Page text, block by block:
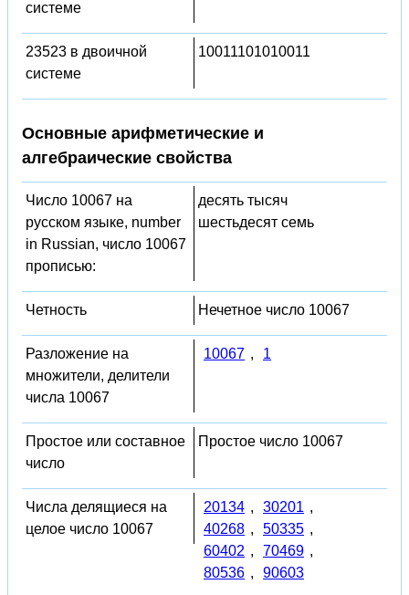
системе
23523 в двоичной
системе
10011101010011
Основные арифметические и
алгебраические свойства
Число 10067 на
русском языке, number
in Russian, число 10067
прописью:
десять тысяч
шестьдесят семь
Четность Нечетное число 10067
Разложение на
множители, делители
числа 10067
10067 , 1
Простое или составное
число
Простое число 10067
Числа делящиеся на
целое число 10067
20134 , 30201 ,
40268 , 50335 ,
60402 , 70469 ,
80536 , 90603